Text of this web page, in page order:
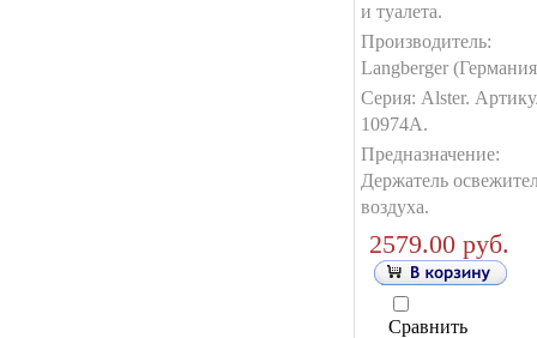
и туалета.
Производитель:
Langberger
Серия: Alster.
10974А.
Предназначение:
Держатель
воздуха.
2579.00 руб.
Сравнить